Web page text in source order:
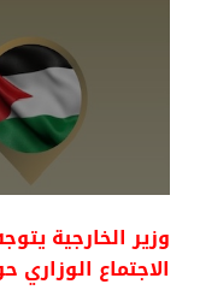
وزير الخارجية
الاجتماع